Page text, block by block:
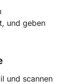
und geben
und scannen